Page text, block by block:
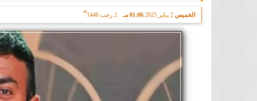
الخميس 2 يناير 2025 01:06 مـ 2 رجب 1446
هـ